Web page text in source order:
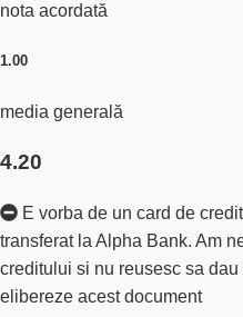
nota acordată
1.00
media generală
4.20
E vorba de un card de
transferat la Alpha Bank. Am
creditului si nu reusesc sa
elibereze acest document